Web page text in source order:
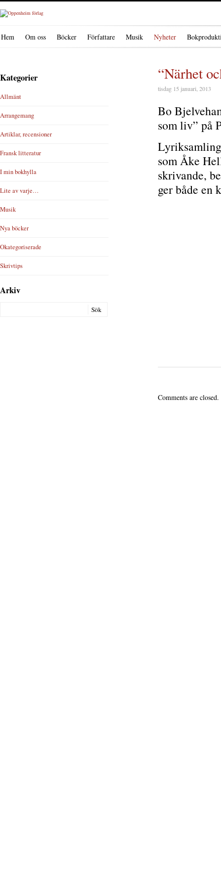
Hem Om oss Böcker Författare Musik Nyheter
“Närhet
tisdag 15 januari, 2013
Bo
som liv” på
som Åke
skrivande,
ger både en
Comments are closed.
Kategorier
Allmänt
Arrangemang
Artiklar, recensioner
Fransk litteratur
I min bokhylla
Lite av varje…
Musik
Nya böcker
Okategoriserade
Skrivtips
Arkiv